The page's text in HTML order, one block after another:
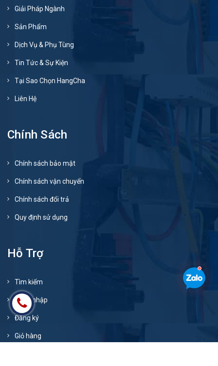
Giải Pháp Ngành
Sản Phẩm
Dịch Vụ & Phụ Tùng
Tin Tức & Sự Kiện
Tại Sao Chọn HangCha
Liên Hệ
Chính Sách
Chính sách bảo mật
Chính sách vận chuyển
Chính sách đổi trả
Quy định sử dụng
Hỗ Trợ
Tìm kiếm
Đăng nhập
Đăng ký
Giỏ hàng